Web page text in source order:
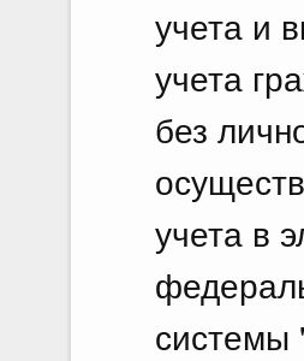
учета и
учета
без
учета в
системы